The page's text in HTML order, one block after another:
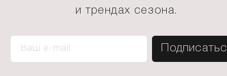
и трендах сезона.